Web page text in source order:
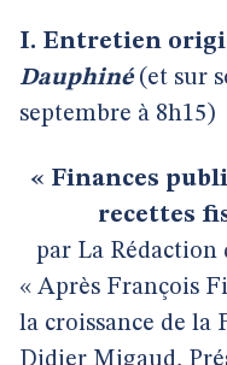
I. Entretien
Dauphiné (et sur
septembre à 8h15)
« Finances
recettes
par La Rédaction
« Après François
la croissance de la
Didier Migaud,